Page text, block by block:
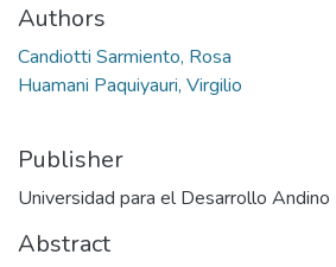
Authors
Candiotti Sarmiento, Rosa
Huamani Paquiyauri, Virgilio
Publisher
Universidad para el Desarrollo Andino
Abstract